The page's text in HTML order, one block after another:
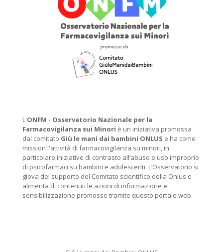
L'ONFM - Osservatorio Nazionale per la
Farmacovigilanza sui Minori è un iniziativa promossa
dal comitato Giù le mani dai bambini ONLUS e ha come
mission l'attività di farmacovigilanza su minori, in
particolare iniziative di contrasto all’abuso e uso improprio
di psicofarmaci su bambini e adolescenti. L’Osservatorio si
giova del supporto del Comitato scientifico della Onlus e
alimenta di contenuti le azioni di informazione e
sensibilizzazione promosse tramite questo portale web.